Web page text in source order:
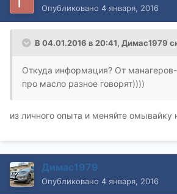
Опубликовано 4 января, 2016
В 04.01.2016 в 20:41, Димас1979
Откуда информация? От
про масло разное говорят))))
из личного опыта и меняйте омывайку
Димас1979
Опубликовано 4 января, 2016